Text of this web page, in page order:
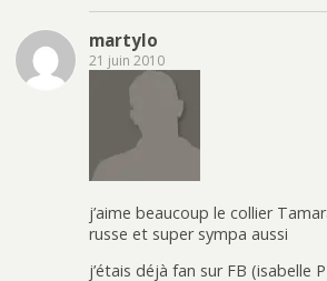
martylo
21 juin 2010
j’aime beaucoup le collier
russe et super sympa aussi
j’étais déjà fan sur FB (isabelle